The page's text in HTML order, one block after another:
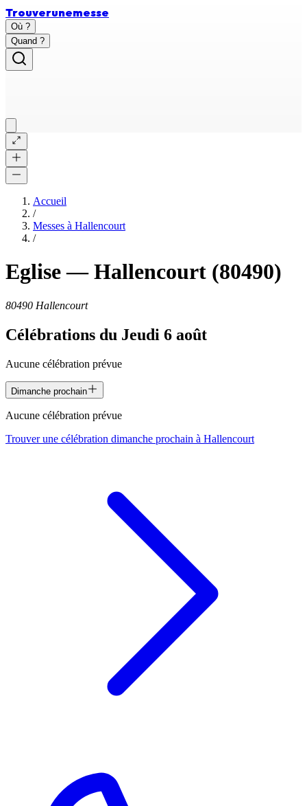
Trouverunemesse
Où ?
Quand ?
Accueil
/
Messes à Hallencourt
/
Eglise—Hallencourt (80490)
80490 Hallencourt
Célébrations du Jeudi 6 août
Aucune célébration prévue
Dimanche prochain
Aucune célébration prévue
Trouver une célébration dimanche prochain à Hallencourt